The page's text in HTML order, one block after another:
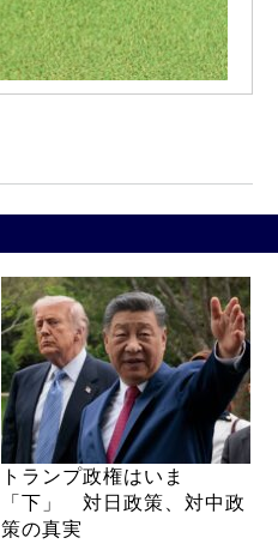
トランプ政権はいま
「下」 対日政策、対中政
策の真実